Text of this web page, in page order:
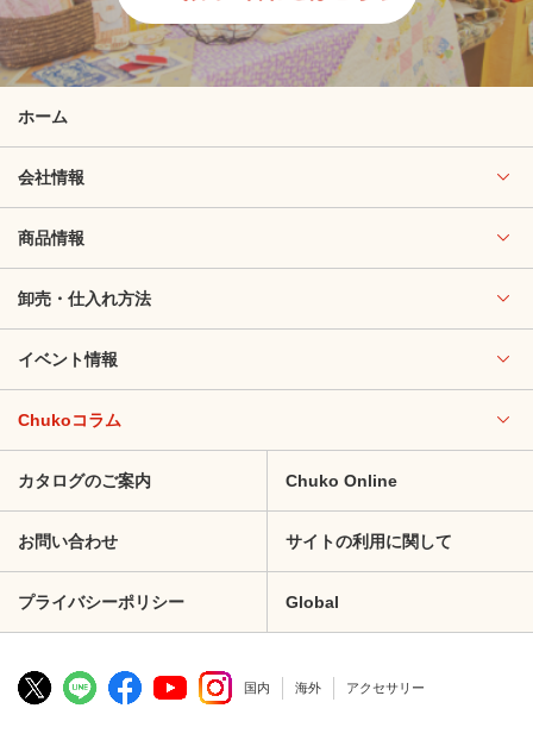
ホーム
会社情報
商品情報
卸売・仕入れ方法
イベント情報
Chukoコラム
カタログのご案内 Chuko Online
お問い合わせ サイトの利用に関して
プライバシーポリシー Global
国内 海外 アクセサリー